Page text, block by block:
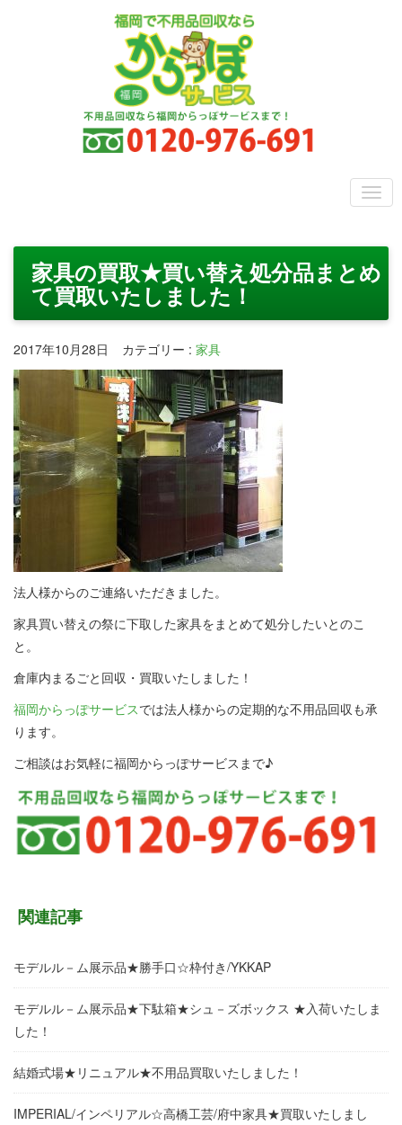
家具の買取★買い替え処分品まとめ
て買取いたしました！
2017年10月28日 カテゴリー : 家具
法人様からのご連絡いただきました。
家具買い替えの祭に下取した家具をまとめて処分したいとのこ
と。
倉庫内まるごと回収・買取いたしました！
福岡からっぽサービスでは法人様からの定期的な不用品回収も承
ります。
ご相談はお気軽に福岡からっぽサービスまで♪
関連記事
モデルル－ム展示品★勝手口☆枠付き/YKKAP
モデルル－ム展示品★下駄箱★シュ－ズボックス ★入荷いたしま
した！
結婚式場★リニュアル★不用品買取いたしました！
IMPERIAL/インペリアル☆高橋工芸/府中家具★買取いたしまし